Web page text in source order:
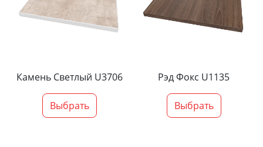
Камень Светлый U3706
Выбрать
Рэд Фокс U1135
Выбрать